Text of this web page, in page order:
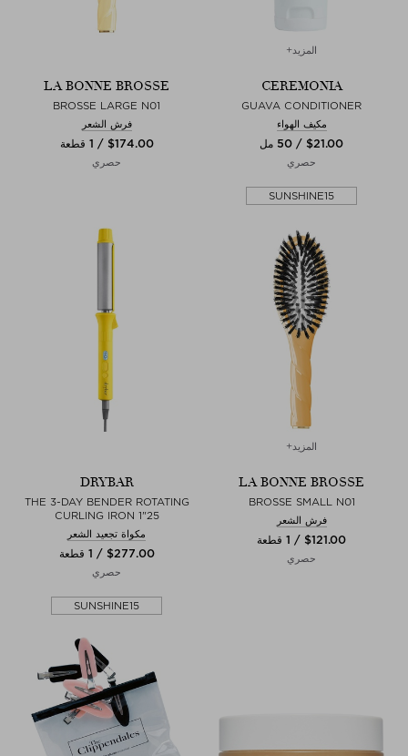
المزيد+
CEREMONIA
GUAVA CONDITIONER
مكيف الهواء
$‌21.00 / 50 مل
حصري
SUNSHINE15
LA BONNE BROSSE
BROSSE LARGE N01
فرش الشعر
$‌174.00 / 1 قطعة
حصري
المزيد+
LA BONNE BROSSE
BROSSE SMALL N01
فرش الشعر
$‌121.00 / 1 قطعة
حصري
DRYBAR
THE 3-DAY BENDER ROTATING
CURLING IRON 1"25
مكواة تجعيد الشعر
$‌277.00 / 1 قطعة
حصري
SUNSHINE15